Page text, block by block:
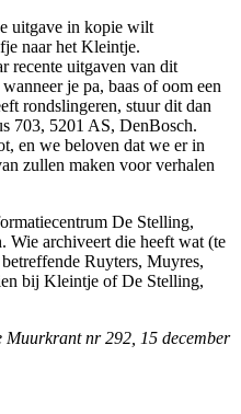
uitgave in kopie wilt
naar het Kleintje.
recente uitgaven van dit
je pa, baas of oom een
rondslingeren, stuur dit dan
703, 5201 AS, DenBosch.
en we beloven dat we er in
zullen maken voor verhalen
De Stelling,
Wie archiveert die heeft wat (te
Ruyters, Muyres,
bij Kleintje of De Stelling,
nr 292, 15 december